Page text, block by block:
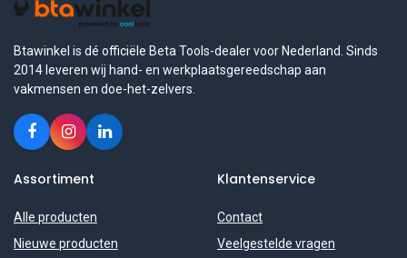
Btawinkel is dé officiële Beta Tools-dealer voor Nederland. Sinds
2014 leveren wij hand- en werkplaatsgereedschap aan
vakmensen en doe-het-zelvers.
Assortiment
Alle producten
Nieuwe producten
Klantenservice
Contact
Veelgestelde vragen